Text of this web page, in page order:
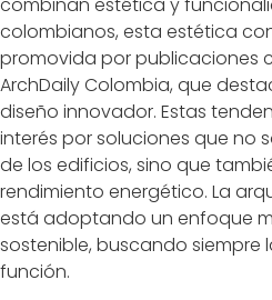
colombianos, esta estética
promovida por publicaciones
ArchDaily Colombia, que
diseño innovador. Estas
interés por soluciones que no
de los edificios, sino que
rendimiento energético. La
está adoptando un enfoque
sostenible, buscando siempre
función.